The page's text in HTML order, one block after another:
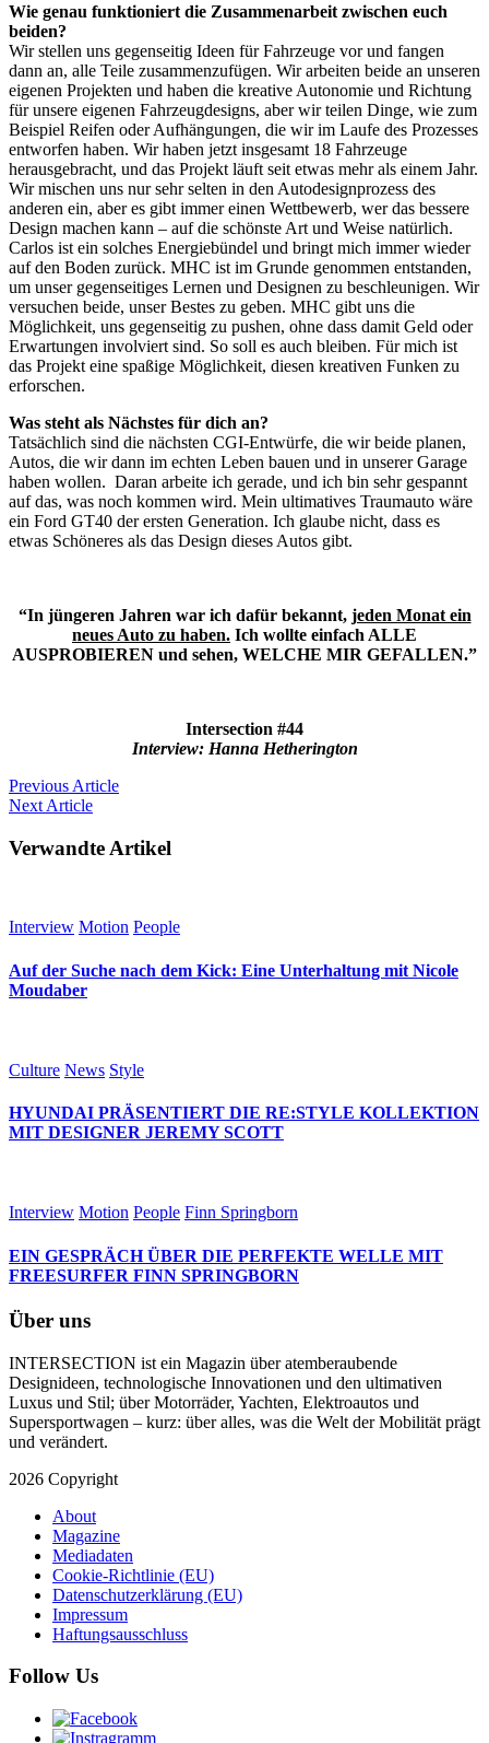
Wie genau funktioniert die Zusammenarbeit zwischen euch
beiden?
Wir stellen uns gegenseitig Ideen für Fahrzeuge vor und fangen
dann an, alle Teile zusammenzufügen. Wir arbeiten beide an unseren
eigenen Projekten und haben die kreative Autonomie und Richtung
für unsere eigenen Fahrzeugdesigns, aber wir teilen Dinge, wie zum
Beispiel Reifen oder Aufhängungen, die wir im Laufe des Prozesses
entworfen haben. Wir haben jetzt insgesamt 18 Fahrzeuge
herausgebracht, und das Projekt läuft seit etwas mehr als einem Jahr.
Wir mischen uns nur sehr selten in den Autodesignprozess des
anderen ein, aber es gibt immer einen Wettbewerb, wer das bessere
Design machen kann – auf die schönste Art und Weise natürlich.
Carlos ist ein solches Energiebündel und bringt mich immer wieder
auf den Boden zurück. MHC ist im Grunde genommen entstanden,
um unser gegenseitiges Lernen und Designen zu beschleunigen. Wir
versuchen beide, unser Bestes zu geben. MHC gibt uns die
Möglichkeit, uns gegenseitig zu pushen, ohne dass damit Geld oder
Erwartungen involviert sind. So soll es auch bleiben. Für mich ist
das Projekt eine spaßige Möglichkeit, diesen kreativen Funken zu
erforschen.
Was steht als Nächstes für dich an?
Tatsächlich sind die nächsten CGI-Entwürfe, die wir beide planen,
Autos, die wir dann im echten Leben bauen und in unserer Garage
haben wollen. Daran arbeite ich gerade, und ich bin sehr gespannt
auf das, was noch kommen wird. Mein ultimatives Traumauto wäre
ein Ford GT40 der ersten Generation. Ich glaube nicht, dass es
etwas Schöneres als das Design dieses Autos gibt.
“In jüngeren Jahren war ich dafür bekannt, jeden Monat ein
neues Auto zu haben. Ich wollte einfach ALLE
AUSPROBIEREN und sehen, WELCHE MIR GEFALLEN.”
Intersection #44
Interview: Hanna Hetherington
Previous Article
Next Article
Verwandte Artikel
Interview Motion People
Auf der Suche nach dem Kick: Eine Unterhaltung mit Nicole
Moudaber
Culture News Style
HYUNDAI PRÄSENTIERT DIE RE:STYLE KOLLEKTION
MIT DESIGNER JEREMY SCOTT
Interview Motion People Finn Springborn
EIN GESPRÄCH ÜBER DIE PERFEKTE WELLE MIT
FREESURFER FINN SPRINGBORN
Über uns
INTERSECTION ist ein Magazin über atemberaubende
Designideen, technologische Innovationen und den ultimativen
Luxus und Stil; über Motorräder, Yachten, Elektroautos und
Supersportwagen – kurz: über alles, was die Welt der Mobilität prägt
und verändert.
2026 Copyright
About
Magazine
Mediadaten
Cookie-Richtlinie (EU)
Datenschutzerklärung (EU)
Impressum
Haftungsausschluss
Follow Us